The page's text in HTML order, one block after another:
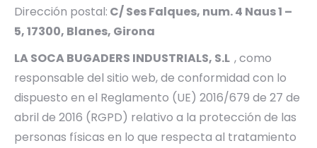
Dirección postal: C/ Ses Falques, num. 4 Naus 1 –
5, 17300, Blanes, Girona
LA SOCA BUGADERS INDUSTRIALS, S.L , como
responsable del sitio web, de conformidad con lo
dispuesto en el Reglamento (UE) 2016/679 de 27 de
abril de 2016 (RGPD) relativo a la protección de las
personas físicas en lo que respecta al tratamiento